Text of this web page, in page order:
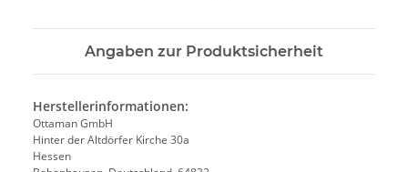
Angaben zur Produktsicherheit
Herstellerinformationen:
Ottaman GmbH
Hinter der Altdörfer Kirche 30a
Hessen